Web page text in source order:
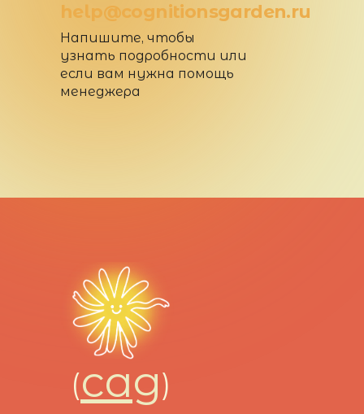
help@cognitionsgarden.ru
Напишите, чтобы
узнать подробности или
если вам нужна помощь
менеджера
саg
( )